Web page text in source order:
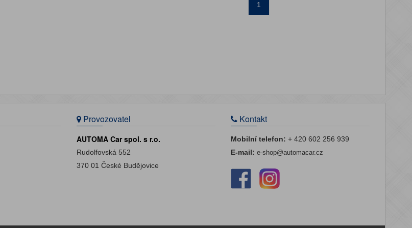
1
Provozovatel
AUTOMA Car spol. s r.o.
Rudolfovská 552
370 01 České Budějovice
Kontakt
Mobilní telefon: + 420 602 256 939
E-mail: e-shop@automacar.cz